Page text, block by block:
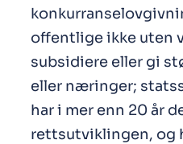
offentlige ikke uten
subsidiere eller gi
eller næringer;
har i mer enn 20 år
rettsutviklingen, og